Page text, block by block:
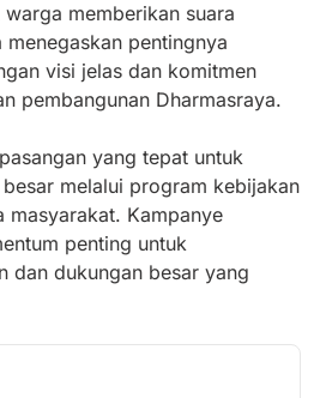
memberikan suara
pentingnya
visi jelas dan komitmen
pembangunan Dharmasraya.
yang tepat untuk
melalui program kebijakan
Kampanye
penting untuk
dan dukungan besar yang